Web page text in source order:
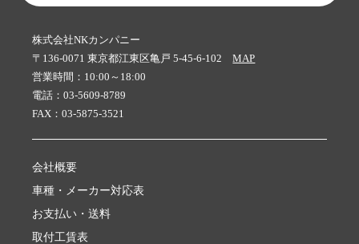
株式会社NKカンパニー
〒136-0071 東京都江東区亀戸 5-45-6-102MAP
営業時間：10:00～18:00
電話：03-5609-8789
FAX：03-5875-3521
会社概要
車種・メーカー対応表
お支払い・送料
取付工賃表